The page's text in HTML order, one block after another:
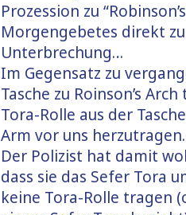
Prozession zu
Morgengebetes direkt
Unterbrechung…
Im Gegensatz zu
Tasche zu Roinson’s
Tora-Rolle aus der
Arm vor uns herzutragen.
Der Polizist hat damit
dass sie das Sefer Tora
keine Tora-Rolle tragen